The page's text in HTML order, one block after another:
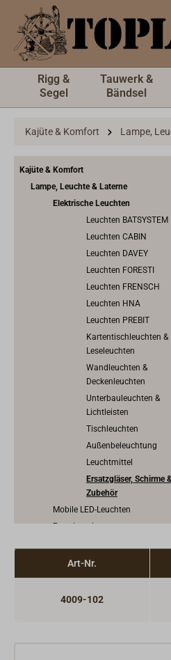
springen
Rigg &
Segel
Tauwerk &
Bändsel
Kajüte & Komfort Lampe,
Kajüte & Komfort
Lampe, Leuchte & Laterne
Elektrische Leuchten
Leuchten BATSYSTEM
Leuchten CABIN
Leuchten DAVEY
Leuchten FORESTI
Leuchten FRENSCH
Leuchten HNA
Leuchten PREBIT
Kartentischleuchten &
Leseleuchten
Wandleuchten &
Deckenleuchten
Unterbauleuchten &
Lichtleisten
Tischleuchten
Außenbeleuchtung
Leuchtmittel
Ersatzgläser, Schirme
Zubehör
Mobile LED-Leuchten
Petroleumlampen
Traditionelle Positionslaternen
Uhren, Barometer & Instrumente
Art-Nr.
4009-102